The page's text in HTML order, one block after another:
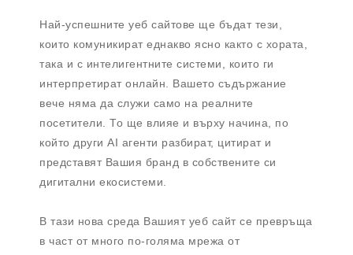
Най-успешните уеб сайтове ще бъдат тези,
които комуникират еднакво ясно както с хората,
така и с интелигентните системи, които ги
интерпретират онлайн. Вашето съдържание
вече няма да служи само на реалните
посетители. То ще влияе и върху начина, по
който други AI агенти разбират, цитират и
представят Вашия бранд в собствените си
дигитални екосистеми.
В тази нова среда Вашият уеб сайт се превръща
в част от много по-голяма мрежа от